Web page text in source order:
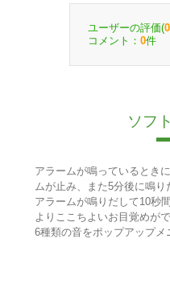
ユーザーの評価(0
コメント： 0件
ソフ
アラームが鳴っているとき
ムが止み、また5分後に鳴り
アラームが鳴りだして10秒
よりここちよいお目覚めがで
6種類の音をポップアップメ